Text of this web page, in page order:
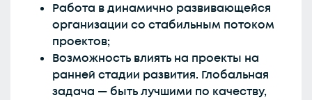
Работа в динамично развивающейся
организации со стабильным потоком
проектов;
Возможность влиять на проекты на
ранней стадии развития. Глобальная
задача — быть лучшими по качеству,